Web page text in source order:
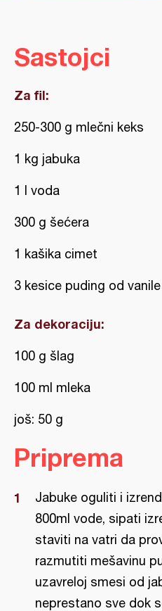
Sastojci
Za fil:
250-300 g mlečni keks
1 kg jabuka
1 l voda
300 g šećera
1 kašika cimet
3 kesice puding od vanile
Za dekoraciju:
100 g šlag
100 ml mleka
još: 50 g
Priprema
Jabuke oguliti i
800ml vode, sipati
staviti na vatri da
razmutiti mešavinu
uzavreloj smesi od
neprestano sve dok